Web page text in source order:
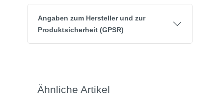
Angaben zum Hersteller und zur
Produktsicherheit (GPSR)
Ähnliche Artikel